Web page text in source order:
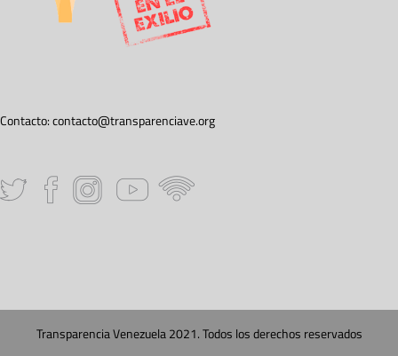
Contacto:contacto@transparenciave.org
Transparencia Venezuela 2021. Todos los derechos reservados